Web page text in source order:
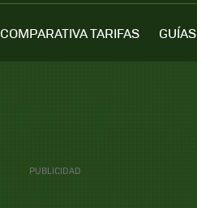
COMPARATIVA TARIFAS